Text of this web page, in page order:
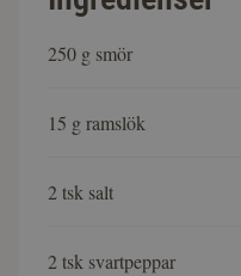
250 g smör
15 g ramslök
2 tsk salt
2 tsk svartpeppar